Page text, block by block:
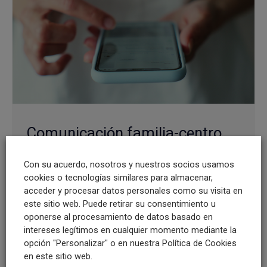
Comunicación familia-centro
estructurarla y optimizarla
01/10/2025
Las nuevas tecnologías abren una larga lista de
posibilidades para mejorar la comunicación
entre familias y escuelas, pero su uso
desordenado puede generar saturación y
Con su acuerdo, nosotros y nuestros socios usamos
cookies o tecnologías similares para almacenar,
acceder y procesar datos personales como su visita en
este sitio web. Puede retirar su consentimiento u
oponerse al procesamiento de datos basado en
intereses legítimos en cualquier momento mediante la
opción "Personalizar" o en nuestra Política de Cookies
en este sitio web.